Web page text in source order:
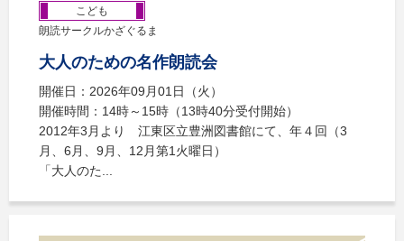
こども
朗読サークルかざぐるま
大人のための名作朗読会
開催日：2026年09月01日（火）
開催時間：14時～15時（13時40分受付開始）
2012年3月より 江東区立豊洲図書館にて、年４回（3
月、6月、9月、12月第1火曜日）
「大人のた...